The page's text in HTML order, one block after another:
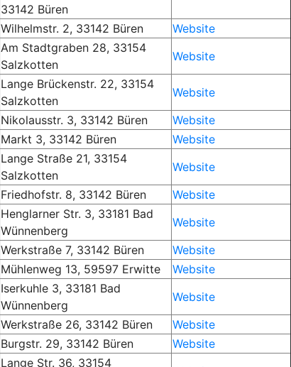
33142 Büren
Wilhelmstr. 2, 33142 Büren
Website
Am Stadtgraben 28, 33154
Salzkotten
Website
Lange Brückenstr. 22, 33154
Salzkotten
Website
Nikolausstr. 3, 33142 Büren
Website
Markt 3, 33142 Büren
Website
Lange Straße 21, 33154
Salzkotten
Website
Friedhofstr. 8, 33142 Büren
Website
Henglarner Str. 3, 33181 Bad
Wünnenberg
Website
Werkstraße 7, 33142 Büren
Website
Mühlenweg 13, 59597 Erwitte
Website
Iserkuhle 3, 33181 Bad
Wünnenberg
Website
Werkstraße 26, 33142 Büren
Website
Burgstr. 29, 33142 Büren
Website
Lange Str. 36, 33154